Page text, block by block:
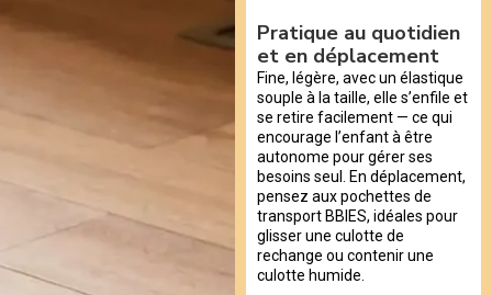
Pratique au quotidien
et en déplacement
Fine, légère, avec un élastique
souple à la taille, elle s’enfile et
se retire facilement — ce qui
encourage l’enfant à être
autonome pour gérer ses
besoins seul. En déplacement,
pensez aux pochettes de
transport BBIES, idéales pour
glisser une culotte de
rechange ou contenir une
culotte humide.